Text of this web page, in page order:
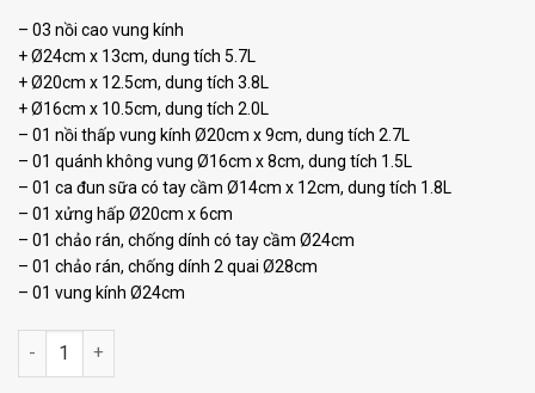
– 03 nồi cao vung kính
+ Ø24cm x 13cm, dung tích 5.7L
+ Ø20cm x 12.5cm, dung tích 3.8L
+ Ø16cm x 10.5cm, dung tích 2.0L
– 01 nồi thấp vung kính Ø20cm x 9cm, dung tích 2.7L
– 01 quánh không vung Ø16cm x 8cm, dung tích 1.5L
– 01 ca đun sữa có tay cầm Ø14cm x 12cm, dung tích 1.8L
– 01 xửng hấp Ø20cm x 6cm
– 01 chảo rán, chống dính có tay cầm Ø24cm
– 01 chảo rán, chống dính 2 quai Ø28cm
– 01 vung kính Ø24cm
BỘ NỒI SILIT TOSKANA 10 MÓN số lượng